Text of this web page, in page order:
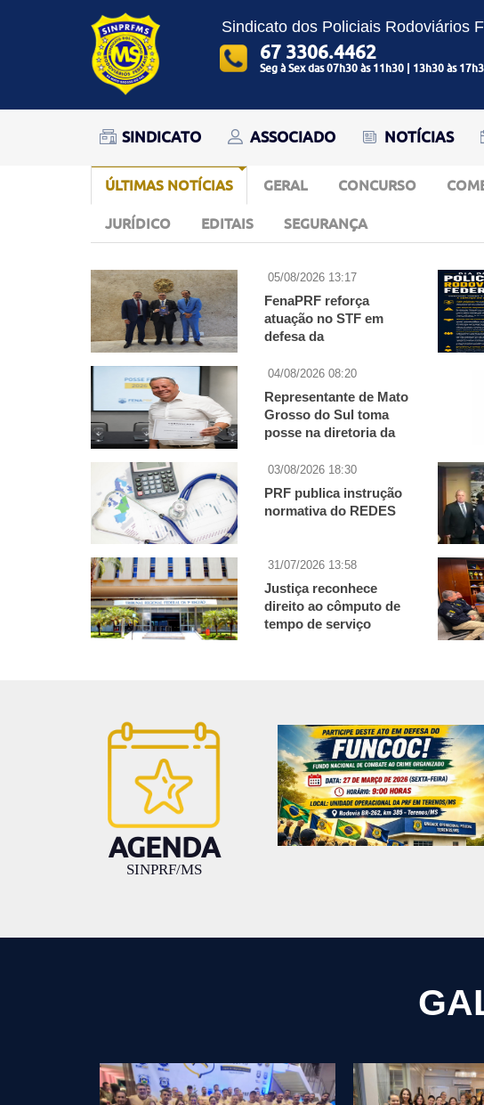
Sindicato dos Policiais Rodoviários
67 3306.4462
Seg à Sex das 07h30 às 11h30 | 13h30 às
SINDICATO ASSOCIADO NOTÍCIAS
ÚLTIMAS NOTÍCIAS GERAL CONCURSO
JURÍDICO EDITAIS SEGURANÇA
05/08/2026 13:17
FenaPRF reforça
atuação no STF em
defesa da
04/08/2026 08:20
Representante de Mato
Grosso do Sul toma
posse na diretoria da
atuação nacional dos
PRFs
03/08/2026 18:30
PRF publica instrução
normativa do REDES
31/07/2026 13:58
Justiça reconhece
direito ao cômputo de
tempo de serviço
AGENDA
SINPRF/MS